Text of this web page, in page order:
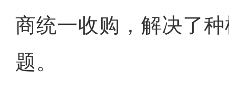
商统一收购，解决了
题。